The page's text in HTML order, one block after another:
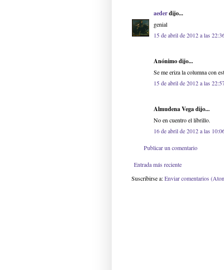
aederdijo...
genial
15 de abril de 2012 a las
Anónimo dijo...
Se me eriza la columna con
15 de abril de 2012 a las
Almudena Vega dijo...
No en cuentro el librillo.
16 de abril de 2012 a las
Publicar un comentario
Entrada más reciente
Suscribirse a:Enviar comentarios